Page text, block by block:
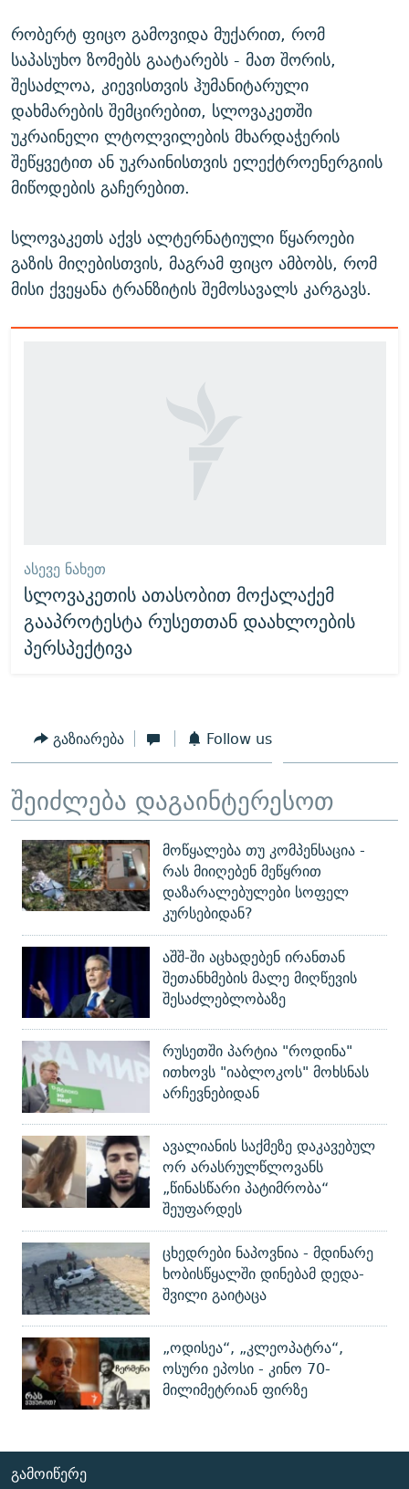
რობერტ ფიცო გამოვიდა მუქარით, რომ
საპასუხო ზომებს გაატარებს - მათ შორის,
შესაძლოა, კიევისთვის ჰუმანიტარული
დახმარების შემცირებით, სლოვაკეთში
უკრაინელი ლტოლვილების მხარდაჭერის
შეწყვეტით ან უკრაინისთვის ელექტროენერგიის
მიწოდების გაჩერებით.
სლოვაკეთს აქვს ალტერნატიული წყაროები
გაზის მიღებისთვის, მაგრამ ფიცო ამბობს, რომ
მისი ქვეყანა ტრანზიტის შემოსავალს კარგავს.
ᲐᲡᲔᲕᲔ ᲜᲐᲮᲔᲗ
სლოვაკეთის ათასობით მოქალაქემ
გააპროტესტა რუსეთთან დაახლოების
პერსპექტივა
გაზიარება Follow us
შეიძლება დაგაინტერესოთ
მოწყალება თუ კომპენსაცია -
რას მიიღებენ მეწყრით
დაზარალებულები სოფელ
კურსებიდან?
აშშ-ში აცხადებენ ირანთან
შეთანხმების მალე მიღწევის
შესაძლებლობაზე
რუსეთში პარტია "როდინა"
ითხოვს "იაბლოკოს" მოხსნას
არჩევნებიდან
ავალიანის საქმეზე დაკავებულ
ორ არასრულწლოვანს
„წინასწარი პატიმრობა“
შეუფარდეს
ცხედრები ნაპოვნია - მდინარე
ხობისწყალში დინებამ დედა-
შვილი გაიტაცა
„ოდისეა“, „კლეოპატრა“,
ოსური ეპოსი - კინო 70-
მილიმეტრიან ფირზე
ᲒᲐᲛᲝᲘᲬᲔᲠᲔ